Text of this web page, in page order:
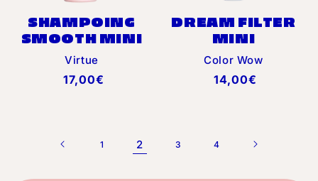
SHAMPOING
SMOOTH MINI
Distributeur :
Virtue
Prix
17,00€
DREAM FILTER
MINI
Distributeur :
Color Wow
Prix
14,00€
1 2 3 4